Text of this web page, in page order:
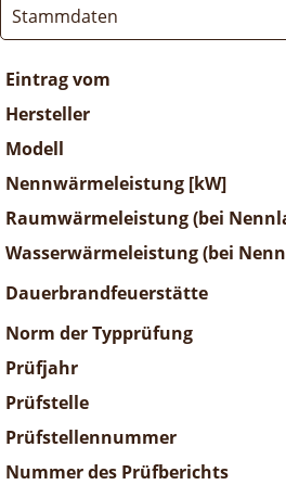
Stammdaten
Eintrag vom
Hersteller
Modell
Nennwärmeleistung [kW]
Raumwärmeleistung (bei
Wasserwärmeleistung (bei
Dauerbrandfeuerstätte
Norm der Typprüfung
Prüfjahr
Prüfstelle
Prüfstellennummer
Nummer des Prüfberichts